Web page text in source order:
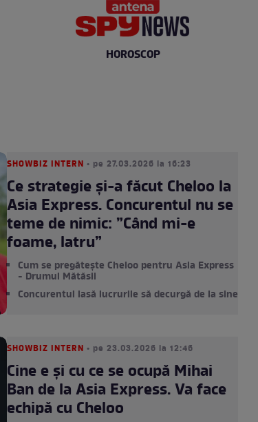
HOROSCOP
SHOWBIZ INTERN • pe 27.03.2026 la 16:23
Ce strategie și-a făcut Cheloo la
Asia Express. Concurentul nu se
teme de nimic: ”Când mi-e
foame, latru”
Cum se pregătește Cheloo pentru Asia Express
- Drumul Mătăsii
Concurentul lasă lucrurile să decurgă de la sine
SHOWBIZ INTERN • pe 23.03.2026 la 12:46
Cine e și cu ce se ocupă Mihai
Ban de la Asia Express. Va face
echipă cu Cheloo